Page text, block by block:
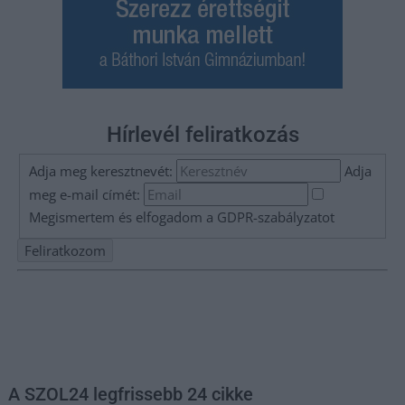
Hírlevél feliratkozás
Adja meg keresztnevét:
Adja
meg e-mail címét:
Megismertem és elfogadom a GDPR-szabályzatot
A SZOL24 legfrissebb 24 cikke